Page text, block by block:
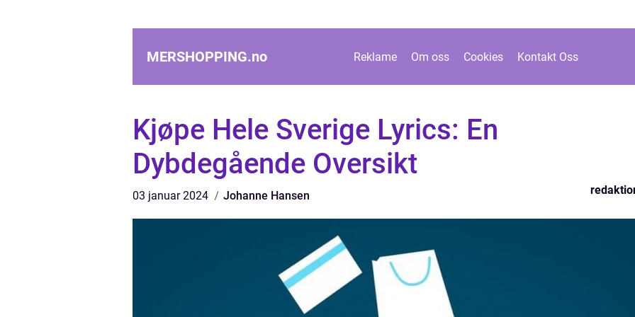
MERSHOPPING.no Reklame Om oss Cookies Kontakt Oss
Kjøpe Hele Sverige Lyrics: En
Dybdegående Oversikt
03 januar 2024 Johanne Hansen